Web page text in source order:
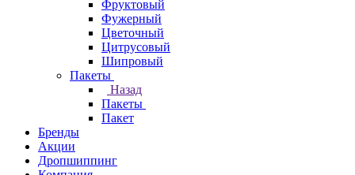
Фруктовый
Фужерный
Цветочный
Цитрусовый
Шипровый
Пакеты
Назад
Пакеты
Пакет
Бренды
Акции
Дропшиппинг